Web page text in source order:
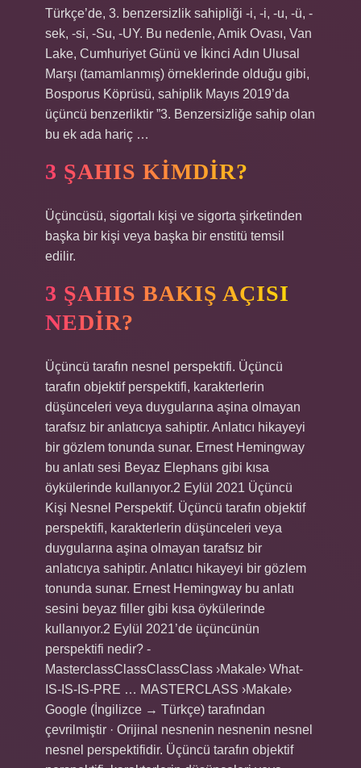
Türkçe’de, 3. benzersizlik sahipliği -i, -i, -u, -ü, -
sek, -si, -Su, -UY. Bu nedenle, Amik Ovası, Van
Lake, Cumhuriyet Günü ve İkinci Adın Ulusal
Marşı (tamamlanmış) örneklerinde olduğu gibi,
Bosporus Köprüsü, sahiplik Mayıs 2019’da
üçüncü benzerliktir ”3. Benzersizliğe sahip olan
bu ek ada hariç …
3 ŞAHIS KIMDIR?
Üçüncüsü, sigortalı kişi ve sigorta şirketinden
başka bir kişi veya başka bir enstitü temsil
edilir.
3 ŞAHIS BAKIŞ AÇISI
NEDIR?
Üçüncü tarafın nesnel perspektifi. Üçüncü
tarafın objektif perspektifi, karakterlerin
düşünceleri veya duygularına aşina olmayan
tarafsız bir anlatıcıya sahiptir. Anlatıcı hikayeyi
bir gözlem tonunda sunar. Ernest Hemingway
bu anlatı sesi Beyaz Elephans gibi kısa
öykülerinde kullanıyor.2 Eylül 2021 Üçüncü
Kişi Nesnel Perspektif. Üçüncü tarafın objektif
perspektifi, karakterlerin düşünceleri veya
duygularına aşina olmayan tarafsız bir
anlatıcıya sahiptir. Anlatıcı hikayeyi bir gözlem
tonunda sunar. Ernest Hemingway bu anlatı
sesini beyaz filler gibi kısa öykülerinde
kullanıyor.2 Eylül 2021’de üçüncünün
perspektifi nedir? -
MasterclassClassClassClass ›Makale› What-
IS-IS-IS-PRE … MASTERCLASS ›Makale›
Google (İngilizce → Türkçe) tarafından
çevrilmiştir · Orijinal nesnenin nesnenin nesnel
nesnel perspektifidir. Üçüncü tarafın objektif